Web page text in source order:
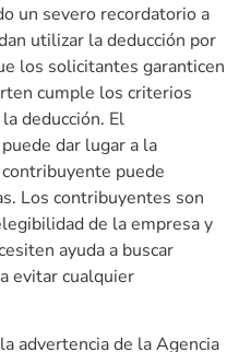
un severo recordatorio a
utilizar la deducción por
los solicitantes garanticen
cumple los criterios
deducción. El
dar lugar a la
puede
Los contribuyentes son
de la empresa y
ayuda a buscar
evitar cualquier
advertencia de la Agencia